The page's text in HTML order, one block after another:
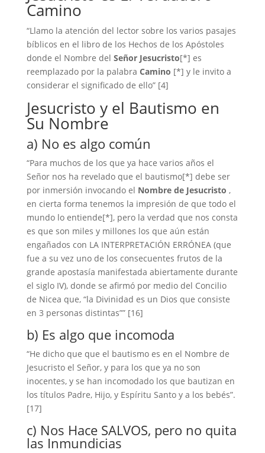
Camino
“Llamo la atención del lector sobre los varios pasajes
bíblicos en el libro de los Hechos de los Apóstoles
donde el Nombre del Señor Jesucristo[*] es
reemplazado por la palabra Camino [*] y le invito a
considerar el significado de ello” [4]
Jesucristo y el Bautismo en
Su Nombre
a) No es algo común
“Para muchos de los que ya hace varios años el
Señor nos ha revelado que el bautismo[*] debe ser
por inmersión invocando el Nombre de Jesucristo ,
en cierta forma tenemos la impresión de que todo el
mundo lo entiende[*], pero la verdad que nos consta
es que son miles y millones los que aún están
engañados con LA INTERPRETACIÓN ERRÓNEA (que
fue a su vez uno de los consecuentes frutos de la
grande apostasía manifestada abiertamente durante
el siglo IV), donde se afirmó por medio del Concilio
de Nicea que, “la Divinidad es un Dios que consiste
en 3 personas distintas”” [16]
b) Es algo que incomoda
“He dicho que que el bautismo es en el Nombre de
Jesucristo el Señor, y para los que ya no son
inocentes, y se han incomodado los que bautizan en
los títulos Padre, Hijo, y Espíritu Santo y a los bebés”.
[17]
c) Nos Hace SALVOS, pero no quita
las Inmundicias